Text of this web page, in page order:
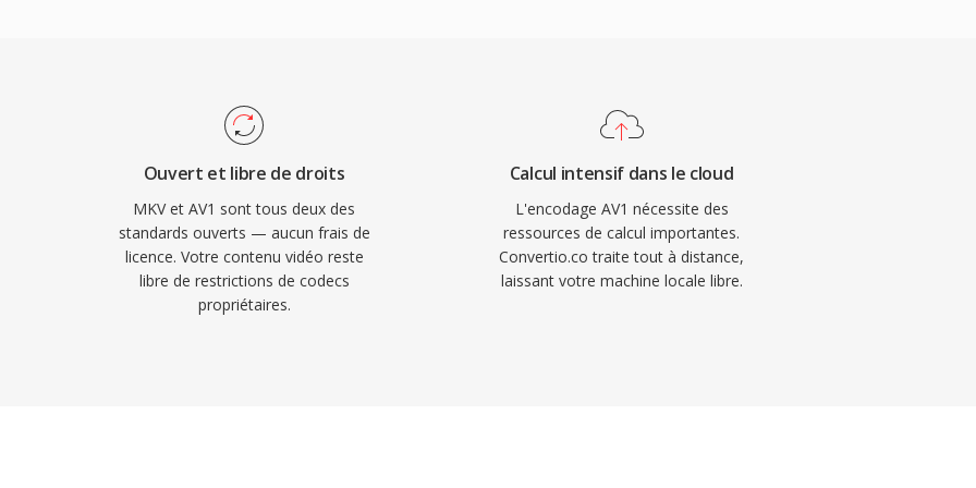
prediction intra et
s&#039;est
GPU et televiseurs
initiales concernant les
les principaux
4K et HDR, et il
Ouvert et libre de droits
MKV et AV1 sont tous deux des
standards ouverts — aucun frais de
licence. Votre contenu vidéo reste
libre de restrictions de codecs
propriétaires.
Calcul intensif dans le cloud
L'encodage AV1 nécessite des
ressources de calcul importantes.
Convertio.co traite tout à distance,
laissant votre machine locale libre.